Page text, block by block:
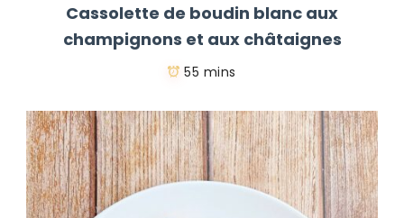
Cassolette de boudin blanc aux
champignons et aux châtaignes
55 mins